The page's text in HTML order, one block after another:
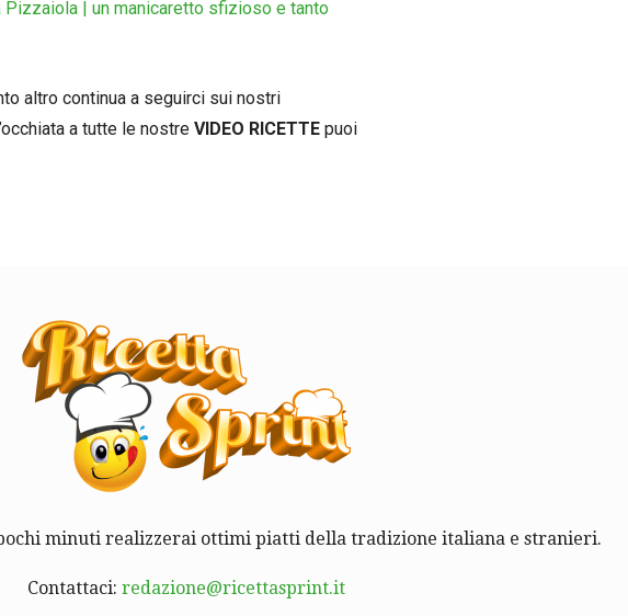
| un manicaretto sfizioso e tanto
altro continua a seguirci sui nostri
a tutte le nostre VIDEO RICETTE puoi
minuti realizzerai ottimi piatti della tradizione italiana e stranieri.
Contattaci: redazione@ricettasprint.it